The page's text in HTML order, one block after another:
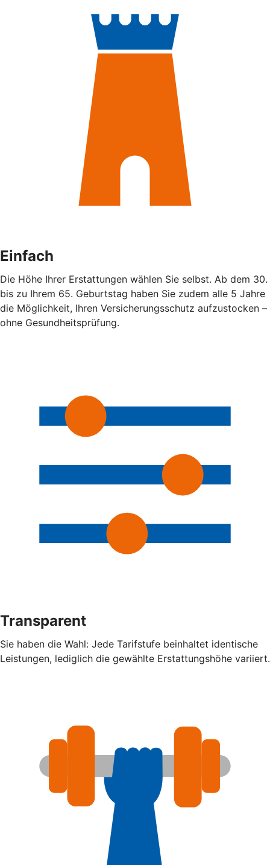
Einfach
Die Höhe Ihrer Erstattungen wählen Sie selbst. Ab dem 30.
bis zu Ihrem 65. Geburtstag haben Sie zudem alle 5 Jahre
die Möglichkeit, Ihren Versicherungsschutz aufzustocken –
ohne Gesundheitsprüfung.
Transparent
Sie haben die Wahl: Jede Tarifstufe beinhaltet identische
Leistungen, lediglich die gewählte Erstattungshöhe variiert.